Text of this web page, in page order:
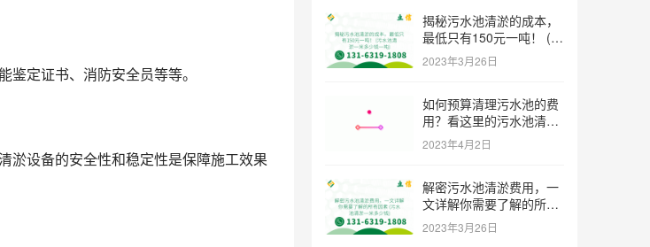
定证书、消防安全员等等。
淤设备的安全性和稳定性是保障施工效果
揭秘污水池清淤的成本，
最低只有150元一吨！ (污
水池清淤一米多少钱一吨)
2023年3月26日
如何预算清理污水池的费
用？看这里的污水池清淤
工程报价表范本！ (污水
池清淤工程报价表范本)
2023年4月2日
解密污水池清淤费用，一
文详解你需要了解的所有
因素 (污水池清淤一米多
少钱)
2023年3月26日